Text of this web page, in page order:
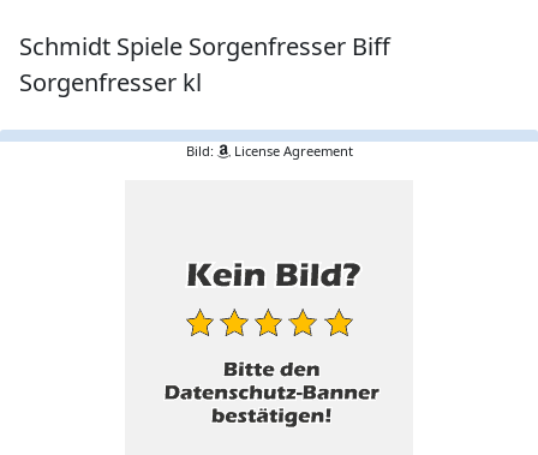
Schmidt Spiele Sorgenfresser Biff
Sorgenfresser kl
Bild: License Agreement